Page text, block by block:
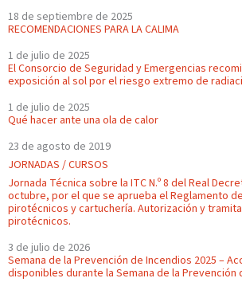
18 de septiembre de 2025
RECOMENDACIONES PARA LA CALIMA
1 de julio de 2025
El Consorcio de Seguridad y Emergencias
exposición al sol por el riesgo extremo de
1 de julio de 2025
Qué hacer ante una ola de calor
23 de agosto de 2019
JORNADAS / CURSOS
Jornada Técnica sobre la ITC N.º 8 del Real
octubre, por el que se aprueba el Reglamento
pirotécnicos y cartuchería. Autorización y
pirotécnicos.
3 de julio de 2026
Semana de la Prevención de Incendios 2025 –
disponibles durante la Semana de la Prevención